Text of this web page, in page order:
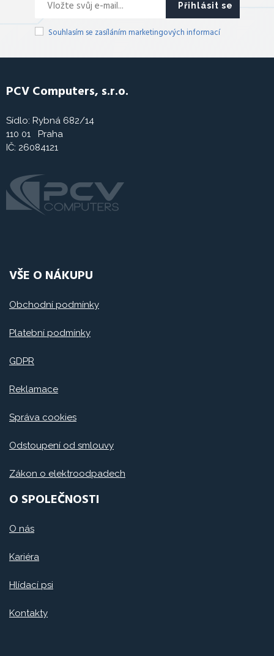
Přihlásit se
Souhlasím se zasíláním marketingových informací
PCV Computers, s.r.o.
Sídlo: Rybná 682/14
110 01 Praha
IČ: 26084121
VŠE O NÁKUPU
Obchodní podmínky
Platební podmínky
GDPR
Reklamace
Správa cookies
Odstoupení od smlouvy
Zákon o elektroodpadech
O SPOLEČNOSTI
O nás
Kariéra
Hlídací psi
Kontakty